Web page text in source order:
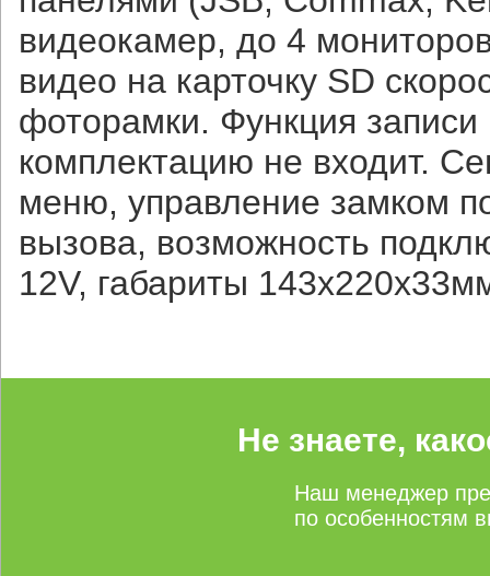
видеокамер, до 4
видео на карточку SD
фоторамки. Функция
комплектацию не входит.
меню, управление замком
вызова, возможность
12V, габариты
Не знаете,
Наш менеджер
по особенностям